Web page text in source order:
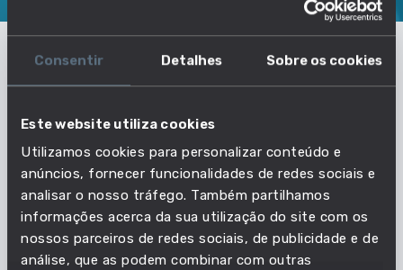
Consentir Detalhes Sobre os cookies
Este website utiliza cookies
Utilizamos cookies para personalizar conteúdo e
anúncios, fornecer funcionalidades de redes sociais e
analisar o nosso tráfego. Também partilhamos
informações acerca da sua utilização do site com os
nossos parceiros de redes sociais, de publicidade e de
análise, que as podem combinar com outras
O que precisas de saber sobre
Medicina - Universidade de
Coimbra - Faculdade de Medicina
Nível de ensino
MESTRADO INTEGRADO
Dados De Curso